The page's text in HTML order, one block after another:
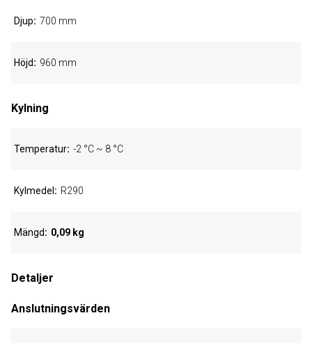
Djup 700 mm
Höjd 960 mm
Kylning
Temperatur -2 °C ~ 8 °C
Kylmedel R290
Mängd 0,09 kg
Detaljer
Anslutningsvärden